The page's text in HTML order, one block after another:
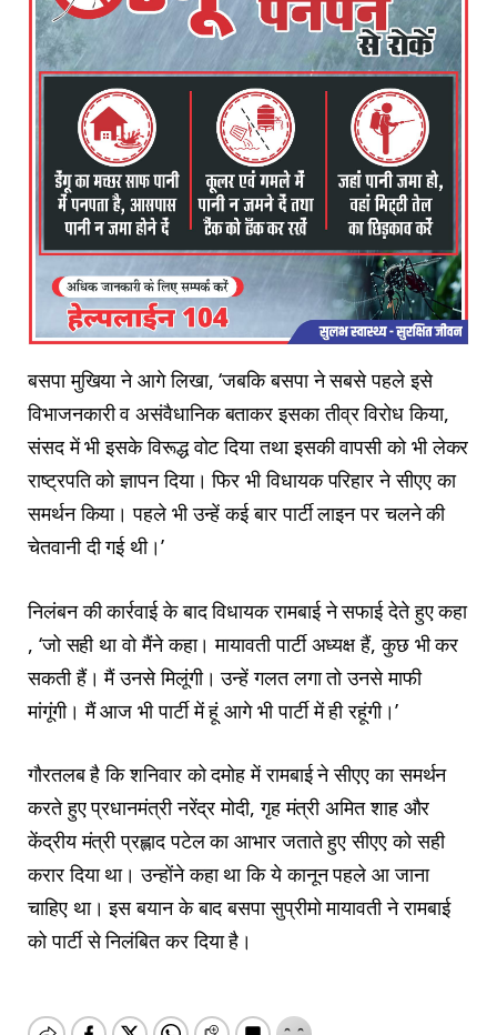
बसपा मुखिया ने आगे लिखा, ‘जबकि बसपा ने सबसे पहले इसे
विभाजनकारी व असंवैधानिक बताकर इसका तीव्र विरोध किया,
संसद में भी इसके विरूद्ध वोट दिया तथा इसकी वापसी को भी लेकर
राष्ट्रपति को ज्ञापन दिया। फिर भी विधायक परिहार ने सीएए का
समर्थन किया। पहले भी उन्हें कई बार पार्टी लाइन पर चलने की
चेतवानी दी गई थी।’
निलंबन की कार्रवाई के बाद विधायक रामबाई ने सफाई देते हुए कहा
, ‘जो सही था वो मैंने कहा। मायावती पार्टी अध्यक्ष हैं, कुछ भी कर
सकती हैं। मैं उनसे मिलूंगी। उन्हें गलत लगा तो उनसे माफी
मांगूंगी। मैं आज भी पार्टी में हूं आगे भी पार्टी में ही रहूंगी।’
गौरतलब है कि शनिवार को दमोह में रामबाई ने सीएए का समर्थन
करते हुए प्रधानमंत्री नरेंद्र मोदी, गृह मंत्री अमित शाह और
केंद्रीय मंत्री प्रह्लाद पटेल का आभार जताते हुए सीएए को सही
करार दिया था। उन्होंने कहा था कि ये कानून पहले आ जाना
चाहिए था। इस बयान के बाद बसपा सुप्रीमो मायावती ने रामबाई
को पार्टी से निलंबित कर दिया है।